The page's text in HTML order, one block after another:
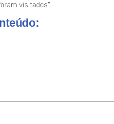
visitados”.